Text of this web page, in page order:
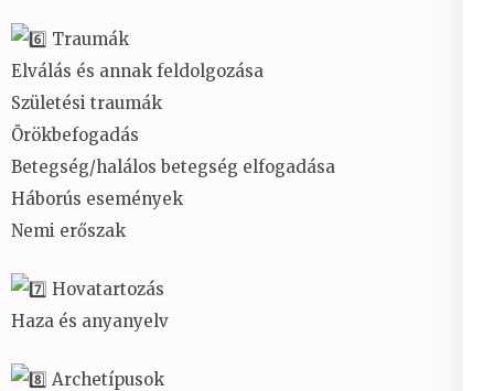
Traumák
Elválás és annak feldolgozása
Születési traumák
Örökbefogadás
Betegség/halálos betegség elfogadása
Háborús események
Nemi erőszak
Hovatartozás
Haza és anyanyelv
Archetípusok